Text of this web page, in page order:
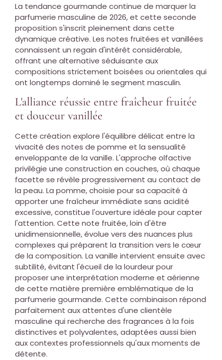
La tendance gourmande continue de marquer la
parfumerie masculine de 2026, et cette seconde
proposition s'inscrit pleinement dans cette
dynamique créative. Les notes fruitées et vanillées
connaissent un regain d'intérêt considérable,
offrant une alternative séduisante aux
compositions strictement boisées ou orientales qui
ont longtemps dominé le segment masculin.
L'alliance réussie entre fraîcheur fruitée
et douceur vanillée
Cette création explore l'équilibre délicat entre la
vivacité des notes de pomme et la sensualité
enveloppante de la vanille. L'approche olfactive
privilégie une construction en couches, où chaque
facette se révèle progressivement au contact de
la peau. La pomme, choisie pour sa capacité à
apporter une fraîcheur immédiate sans acidité
excessive, constitue l'ouverture idéale pour capter
l'attention. Cette note fruitée, loin d'être
unidimensionnelle, évolue vers des nuances plus
complexes qui préparent la transition vers le cœur
de la composition. La vanille intervient ensuite avec
subtilité, évitant l'écueil de la lourdeur pour
proposer une interprétation moderne et aérienne
de cette matière première emblématique de la
parfumerie gourmande. Cette combinaison répond
parfaitement aux attentes d'une clientèle
masculine qui recherche des fragrances à la fois
distinctives et polyvalentes, adaptées aussi bien
aux contextes professionnels qu'aux moments de
détente.